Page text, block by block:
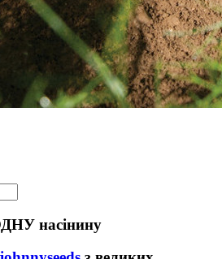
насінину